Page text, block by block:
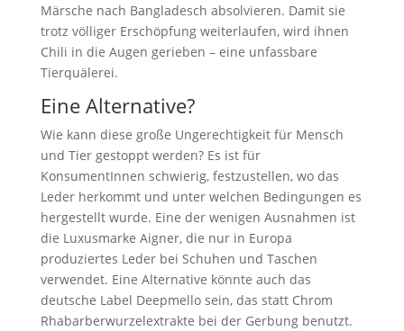
Märsche nach Bangladesch absolvieren. Damit sie
trotz völliger Erschöpfung weiterlaufen, wird ihnen
Chili in die Augen gerieben – eine unfassbare
Tierquälerei.
Eine Alternative?
Wie kann diese große Ungerechtigkeit für Mensch
und Tier gestoppt werden? Es ist für
KonsumentInnen schwierig, festzustellen, wo das
Leder herkommt und unter welchen Bedingungen es
hergestellt wurde. Eine der wenigen Ausnahmen ist
die Luxusmarke Aigner, die nur in Europa
produziertes Leder bei Schuhen und Taschen
verwendet. Eine Alternative könnte auch das
deutsche Label Deepmello sein, das statt Chrom
Rhabarberwurzelextrakte bei der Gerbung benutzt.